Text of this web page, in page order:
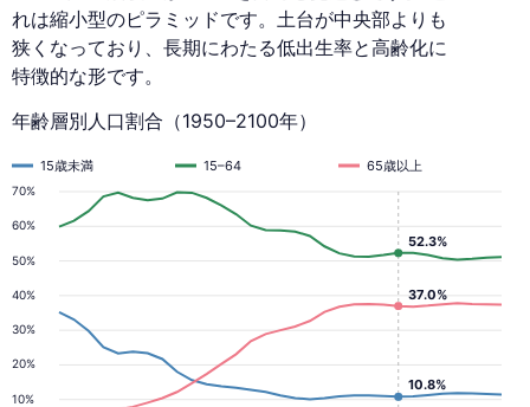
れは縮小型のピラミッドです。土台が中央部よりも
狭くなっており、長期にわたる低出生率と高齢化に
特徴的な形です。
年齢層別人口割合（1950–2100年）
10%
20%
30%
40%
50%
60%
70%
15歳未満 15–64 65歳以上
10.8%
37.0%
52.3%